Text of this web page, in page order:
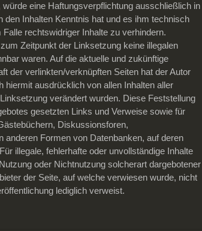
eine Haftungsverpflichtung ausschließlich in
den Inhalten Kenntnis hat und es ihm technisch
rechtswidriger Inhalte zu verhindern.
Zeitpunkt der Linksetzung keine illegalen
waren. Auf die aktuelle und zukünftige
der verlinkten/verknüpften Seiten hat der Autor
hiermit ausdrücklich von allen Inhalten aller
verändert wurden. Diese Feststellung
gesetzten Links und Verweise sowie für
Diskussionsforen,
anderen Formen von Datenbanken, auf deren
illegale, fehlerhafte oder unvollständige Inhalte
oder Nichtnutzung solcherart dargebotener
der Seite, auf welche verwiesen wurde, nicht
lediglich verweist.